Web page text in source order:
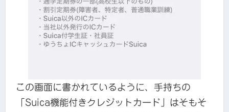
この画面に書かれているように、手持ちの
「Suica機能付きクレジットカード」はそもそ